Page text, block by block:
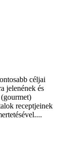
céljai
jelenének és
receptjeinek